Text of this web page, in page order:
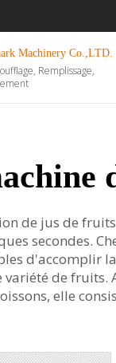
Machinery Co.,LTD.
Remplissage,
de jus de
secondes.
d'accomplir
de
elle